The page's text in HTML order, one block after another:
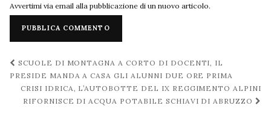
Avvertimi via email alla pubblicazione di un nuovo articolo.
Navigazione
post
SCUOLE DI MONTAGNA A CORTO DI DOCENTI, IL
PRESIDE MANDA A CASA GLI ALUNNI DUE ORE PRIMA
CRISI IDRICA, L’AUTOBOTTE DEL IX REGGIMENTO ALPINI
RIFORNISCE DI ACQUA POTABILE SCHIAVI DI ABRUZZO